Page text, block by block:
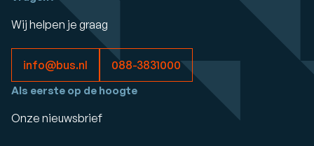
Wij helpen je graag
info@bus.nl 088-3831000
Als eerste op de hoogte
Onze nieuwsbrief